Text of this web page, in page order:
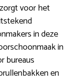
voor het
in deze
in
bureaus
en